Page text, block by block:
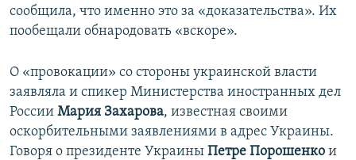
сообщила, что именно это за «доказательства». Их
пообещали обнародовать «вскоре».
О «провокации» со стороны украинской власти
заявляла и спикер Министерства иностранных дел
России Мария Захарова, известная своими
оскорбительными заявлениями в адрес Украины.
Говоря о президенте Украины Петре Порошенко и